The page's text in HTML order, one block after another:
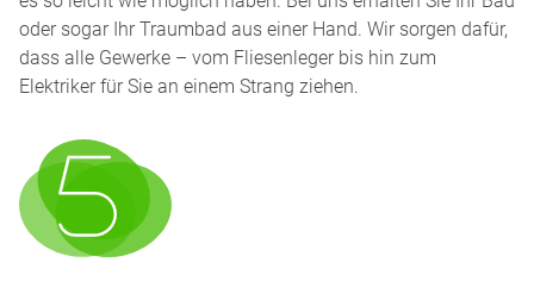
oder sogar Ihr Traumbad aus einer Hand. Wir sorgen dafür,
dass alle Gewerke – vom Fliesenleger bis hin zum
Elektriker für Sie an einem Strang ziehen.